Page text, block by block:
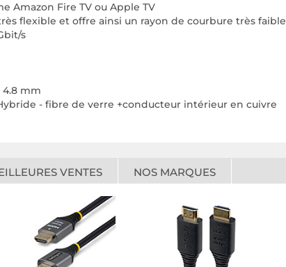
Amazon Fire TV ou Apple TV
flexible et offre ainsi un rayon de courbure très faible
s
mm
- fibre de verre +conducteur intérieur en cuivre
VENTES NOS MARQUES